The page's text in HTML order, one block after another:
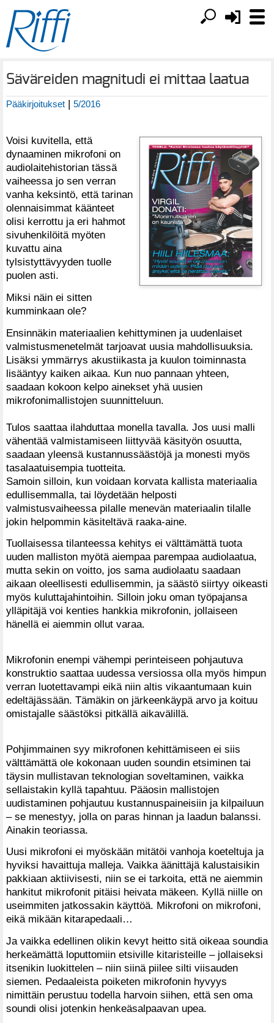
Säväreiden magnitudi ei mittaa laatua
Pääkirjoitukset | 5/2016
Voisi kuvitella, että
dynaaminen mikrofoni on
audiolaitehistorian tässä
vaiheessa jo sen verran
vanha keksintö, että tarinan
olennaisimmat käänteet
olisi kerrottu ja eri hahmot
sivuhenkilöitä myöten
kuvattu aina
tylsistyttävyyden tuolle
puolen asti.
Miksi näin ei sitten
kumminkaan ole?
Ensinnäkin materiaalien kehittyminen ja uudenlaiset
valmistusmenetelmät tarjoavat uusia mahdollisuuksia.
Lisäksi ymmärrys akustiikasta ja kuulon toiminnasta
lisääntyy kaiken aikaa. Kun nuo pannaan yhteen,
saadaan kokoon kelpo ainekset yhä uusien
mikrofonimallistojen suunnitteluun.
Tulos saattaa ilahduttaa monella tavalla. Jos uusi malli
vähentää valmistamiseen liittyvää käsityön osuutta,
saadaan yleensä kustannussäästöjä ja monesti myös
tasalaatuisempia tuotteita.
Samoin silloin, kun voidaan korvata kallista materiaalia
edullisemmalla, tai löydetään helposti
valmistusvaiheessa pilalle menevän materiaalin tilalle
jokin helpommin käsiteltävä raaka-aine.
Tuollaisessa tilanteessa kehitys ei välttämättä tuota
uuden malliston myötä aiempaa parempaa audiolaatua,
mutta sekin on voitto, jos sama audiolaatu saadaan
aikaan oleellisesti edullisemmin, ja säästö siirtyy oikeasti
myös kuluttajahintoihin. Silloin joku oman työpajansa
ylläpitäjä voi kenties hankkia mikrofonin, jollaiseen
hänellä ei aiemmin ollut varaa.
Mikrofonin enempi vähempi perinteiseen pohjautuva
konstruktio saattaa uudessa versiossa olla myös himpun
verran luotettavampi eikä niin altis vikaantumaan kuin
edeltäjässään. Tämäkin on järkeenkäypä arvo ja koituu
omistajalle säästöksi pitkällä aikavälillä.
Pohjimmainen syy mikrofonen kehittämiseen ei siis
välttämättä ole kokonaan uuden soundin etsiminen tai
täysin mullistavan teknologian soveltaminen, vaikka
sellaistakin kyllä tapahtuu. Pääosin mallistojen
uudistaminen pohjautuu kustannuspaineisiin ja kilpailuun
– se menestyy, jolla on paras hinnan ja laadun balanssi.
Ainakin teoriassa.
Uusi mikrofoni ei myöskään mitätöi vanhoja koeteltuja ja
hyviksi havaittuja malleja. Vaikka äänittäjä kalustaisikin
pakkiaan aktiivisesti, niin se ei tarkoita, että ne aiemmin
hankitut mikrofonit pitäisi heivata mäkeen. Kyllä niille on
useimmiten jatkossakin käyttöä. Mikrofoni on mikrofoni,
eikä mikään kitarapedaali…
Ja vaikka edellinen olikin kevyt heitto sitä oikeaa soundia
herkeämättä loputtomiin etsiville kitaristeille – jollaiseksi
itsenikin luokittelen – niin siinä piilee silti viisauden
siemen. Pedaaleista poiketen mikrofonin hyvyys
nimittäin perustuu todella harvoin siihen, että sen oma
soundi olisi jotenkin henkeäsalpaavan upea.